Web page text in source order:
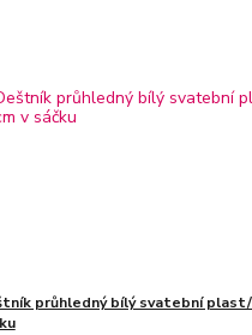
průhledný bílý svatební plast/